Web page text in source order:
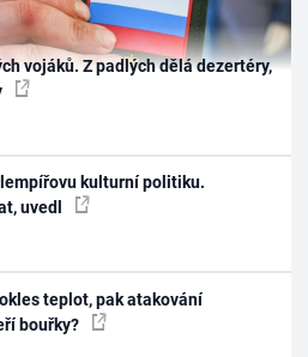
vojáků. Z padlých dělá dezertéry,
kulturní politiku.
uvedl
teplot, pak atakování
bouřky?